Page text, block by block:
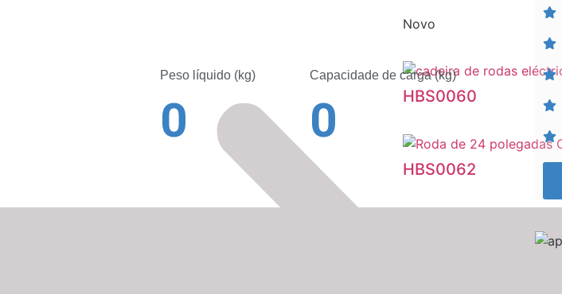
Novo
HBS0060
HBS0062
Peso líquido (kg)
0
Capacidade de carga (kg)
0